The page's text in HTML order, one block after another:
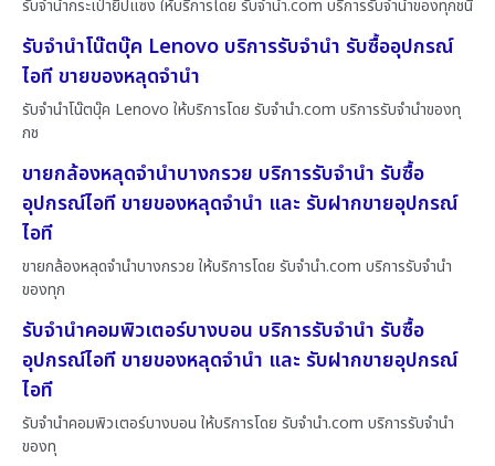
รับจำนำกระเป๋ายิปแซง ให้บริการโดย รับจํานํา.com บริการรับจำนำของทุกชนิ
รับจำนำโน๊ตบุ๊ค Lenovo บริการรับจำนำ รับซื้ออุปกรณ์
ไอที ขายของหลุดจำนำ
รับจำนำโน๊ตบุ๊ค Lenovo ให้บริการโดย รับจํานํา.com บริการรับจำนำของทุ
กช
ขายกล้องหลุดจำนำบางกรวย บริการรับจำนำ รับซื้อ
อุปกรณ์ไอที ขายของหลุดจำนำ และ รับฝากขายอุปกรณ์
ไอที
ขายกล้องหลุดจำนำบางกรวย ให้บริการโดย รับจํานํา.com บริการรับจำนำ
ของทุก
รับจำนำคอมพิวเตอร์บางบอน บริการรับจำนำ รับซื้อ
อุปกรณ์ไอที ขายของหลุดจำนำ และ รับฝากขายอุปกรณ์
ไอที
รับจำนำคอมพิวเตอร์บางบอน ให้บริการโดย รับจํานํา.com บริการรับจำนำ
ของทุ